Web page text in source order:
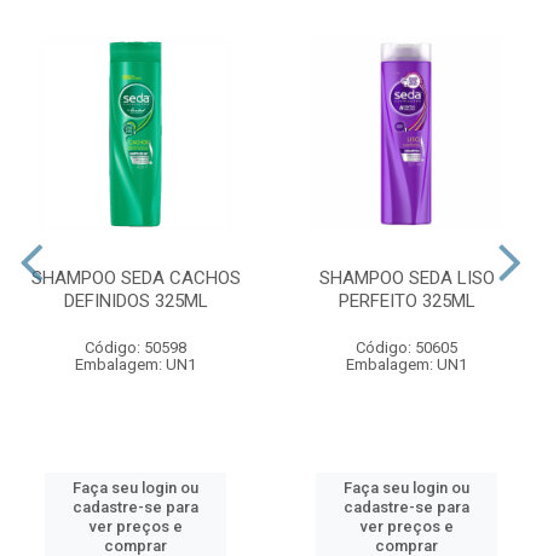
SHAMPOO SEDA CACHOS
DEFINIDOS 325ML
Código: 50598
Embalagem: UN1
Faça seu login ou
cadastre-se para
ver preços e
comprar
SHAMPOO SEDA LISO
PERFEITO 325ML
Código: 50605
Embalagem: UN1
Faça seu login ou
cadastre-se para
ver preços e
comprar